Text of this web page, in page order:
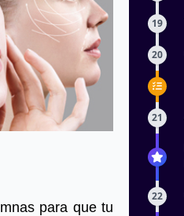
para que tu
19
20
21
22